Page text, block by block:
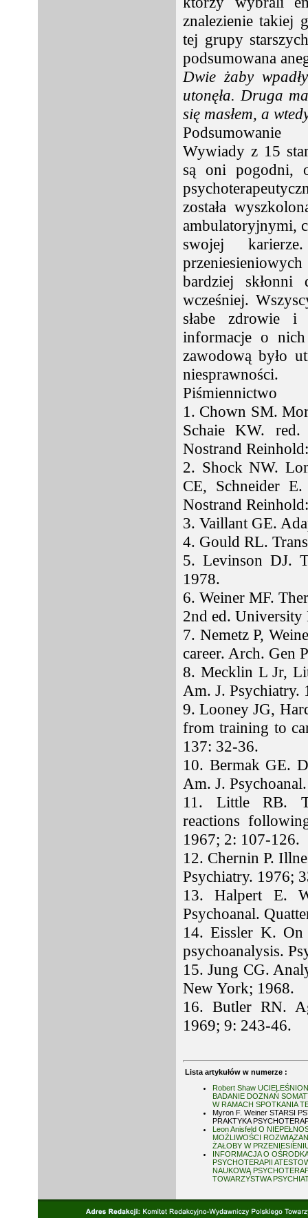
znalezienie takiej
tej grupy
podsumowana
Dwie żaby
utonęła. Druga
się masłem, a
Podsumowanie
Wywiady z 15
są oni pogodni,
została
ambulatoryjnymi,
swojej
bardziej
wcześniej.
słabe zdrowie i
informacje o nich
zawodową było
niesprawności.
Piśmiennictwo
1. Chown SM.
Schaie KW.
Nostrand
2. Shock NW.
CE, Schneider
Nostrand
3. Vaillant GE.
4. Gould RL.
5. Levinson DJ.
1978.
6. Weiner MF.
2nd ed. University
7. Nemetz P,
career. Arch. Gen
8. Mecklin L Jr,
Am. J. Psychiatry.
9. Looney JG,
from training to
137: 32-36.
10. Bermak GE.
Am. J.
11. Little RB.
reactions
1967; 2: 107-126.
12. Chernin P.
Psychiatry. 1976;
13. Halpert E.
Psychoanal.
14. Eissler K.
psychoanalysis.
15. Jung CG.
New York; 1968.
16. Butler RN.
1969; 9: 243-46.
Lista artykułów w numerze :
Robert Shaw
BADANIE DOZNAŃ
W RAMACH SPOTKANIA
Myron F. Weiner STARSI
PRAKTYKA
Leon Anisfeld O
MOŻLIWOŚCI
ŻAŁOBY W
INFORMACJA O
PSYCHOTERAPII
NAUKOWĄ
TOWARZYSTWA